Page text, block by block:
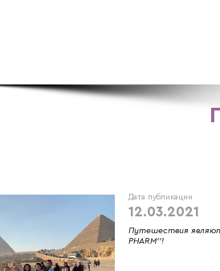
Дата публикации
12.03.2021
Путешествия
PHARM’’!